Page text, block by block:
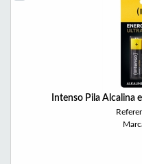
Intenso Pila Alcalina